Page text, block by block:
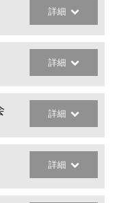
詳細
詳細
詳細
詳細